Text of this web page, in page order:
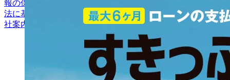
報の保護について
法に基づく表示
アフィリエイトパートナー募集お客様の声会
社案内